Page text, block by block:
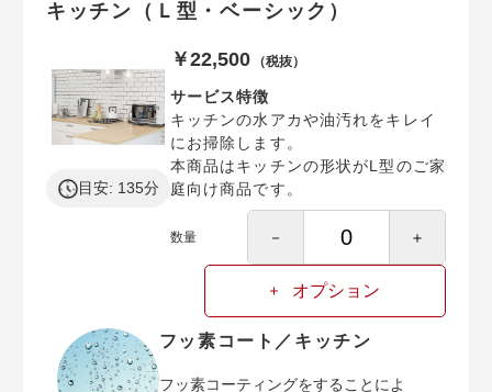
キッチン（Ｌ型・ベーシック）
目安: 135分
￥22,500 （税抜）
サービス特徴
キッチンの水アカや油汚れをキレイ
にお掃除します。
本商品はキッチンの形状がL型のご家
庭向け商品です。
数量 － ＋
オプション
フッ素コート／キッチン
フッ素コーティングをすることによ